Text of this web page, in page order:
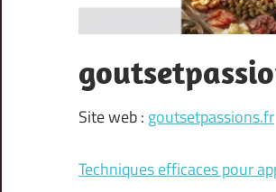
Site web : goutsetpassions.fr
Techniques efficaces pour